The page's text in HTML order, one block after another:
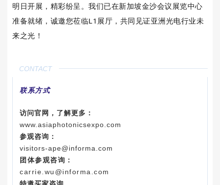
明日开展，精彩纷呈。我们已在新加坡金沙会议展览中心
准备就绪，诚邀您莅临L1展厅，共同见证亚洲光电行业未
来之光！
CONTACT
联系方式
访问官网，了解更多：
www.asiaphotonicsexpo.com
参观咨询：
visitors-ape@informa.com
团体参观咨询：
carrie.wu@informa.com
特邀买家咨询